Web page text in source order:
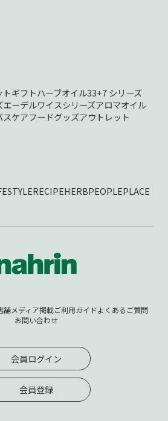
ギフトハーブオイル33+7 シリーズ
エーデルワイスシリーズアロマオイル
スケアフードグッズアウトレット
RECIPEHERBPEOPLEPLACE
舗メディア掲載ご利用ガイドよくあるご質問
お問い合わせ
会員ログイン
会員登録